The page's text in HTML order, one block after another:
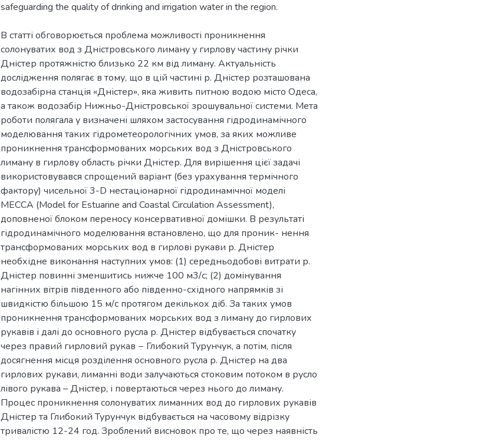
В статті обговорюється проблема можливості проникнення
солонуватих вод з Дністровського лиману у гирлову частину річки
Дністер протяжністю близько 22 км від лиману. Актуальність
дослідження полягає в тому, що в цій частині р. Дністер розташована
водозабірна станція «Дністер», яка живить питною водою місто Одеса,
а також водозабір Нижньо-Дністровської зрошувальної системи. Мета
роботи полягала у визначені шляхом застосування гідродинамічного
моделювання таких гідрометеорологічних умов, за яких можливе
проникнення трансформованих морських вод з Дністровського
лиману в гирлову область річки Дністер. Для вирішення цієї задачі
використовувався спрощений варіант (без урахування термічного
фактору) чисельної 3-D нестаціонарної гідродинамічної моделі
MECCA (Model for Estuarine and Coastal Circulation Assessment),
доповненої блоком переносу консервативної домішки. В результаті
гідродинамічного моделювання встановлено, що для проник- нення
трансформованих морських вод в гирлові рукави р. Дністер
необхідне виконання наступних умов: (1) середньодобові витрати р.
Дністер повинні зменшитись нижче 100 м3/с; (2) домінування
нагінних вітрів південного або південно-східного напрямків зі
швидкістю більшою 15 м/с протягом декількох діб. За таких умов
проникнення трансформованих морських вод з лиману до гирлових
рукавів і далі до основного русла р. Дністер відбувається спочатку
через правий гирловий рукав − Глибокий Турунчук, а потім, після
досягнення місця розділення основного русла р. Дністер на два
гирлових рукави, лиманні води залучаються стоковим потоком в русло
лівого рукава – Дністер, і повертаються через нього до лиману.
Процес проникнення солонуватих лиманних вод до гирлових рукавів
Дністер та Глибокий Турунчук відбувається на часовому відрізку
тривалістю 12-24 год. Зроблений висновок про те, що через наявність